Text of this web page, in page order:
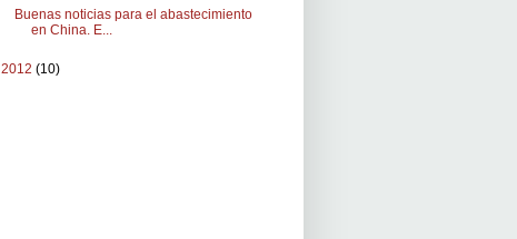
Buenas noticias para el abastecimiento
en China. E...
2012 (10)